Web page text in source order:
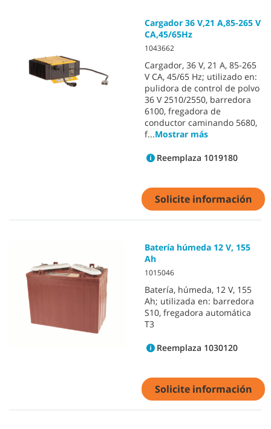
Cargador 36 V,21 A,85-265 V
CA,45/65Hz
1043662
Cargador, 36 V, 21 A, 85-265
V CA, 45/65 Hz; utilizado en:
pulidora de control de polvo
36 V 2510/2550, barredora
6100, fregadora de
conductor caminando 5680,
f...Mostrar más
Reemplaza 1019180
Solicite información
Batería húmeda 12 V, 155
Ah
1015046
Batería, húmeda, 12 V, 155
Ah; utilizada en: barredora
S10, fregadora automática
T3
Reemplaza 1030120
Solicite información